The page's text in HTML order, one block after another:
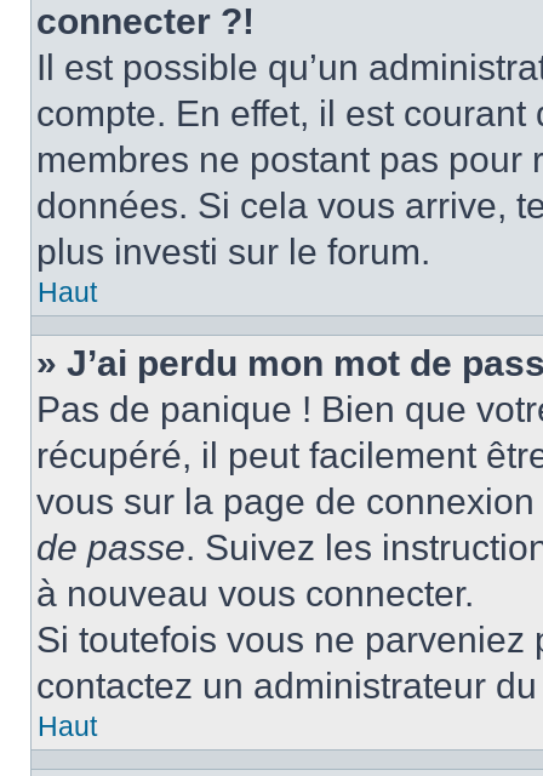
connecter ?!
Il est possible qu’un
compte. En effet, il est
membres ne postant pas
données. Si cela vous arrive,
plus investi sur le forum.
Haut
» J’ai perdu mon mot de
Pas de panique ! Bien que
récupéré, il peut facilement
vous sur la page de
de passe. Suivez les
à nouveau vous connecter.
Si toutefois vous ne
contactez un administrateur
Haut